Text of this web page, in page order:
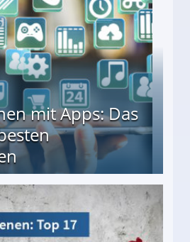
mit Apps: Das